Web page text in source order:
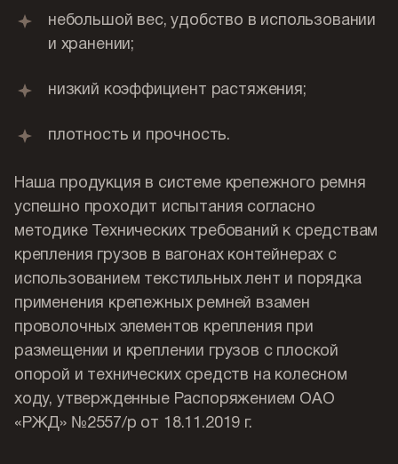
небольшой вес, удобство в использовании
и хранении;
низкий коэффициент растяжения;
плотность и прочность.
Наша продукция в системе крепежного ремня
успешно проходит испытания согласно
методике Технических требований к средствам
крепления грузов в вагонах контейнерах с
использованием текстильных лент и порядка
применения крепежных ремней взамен
проволочных элементов крепления при
размещении и креплении грузов с плоской
опорой и технических средств на колесном
ходу, утвержденные Распоряжением ОАО
«РЖД» №2557/р от 18.11.2019 г.